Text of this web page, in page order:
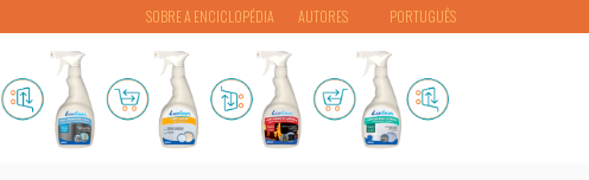
PORTUGUÊS
SOBRE A ENCICLOPÉDIA AUTORES